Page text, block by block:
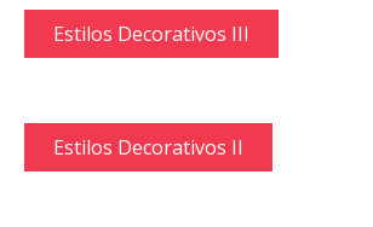
Estilos Decorativos III
Estilos Decorativos II